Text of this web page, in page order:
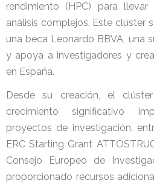
rendimiento (HPC) para
análisis complejos. Este clúster
una beca Leonardo BBVA, una
y apoya a investigadores y
en España.
Desde su creación, el
crecimiento significativo
proyectos de investigación,
ERC Starting Grant
Consejo Europeo de
proporcionado recursos